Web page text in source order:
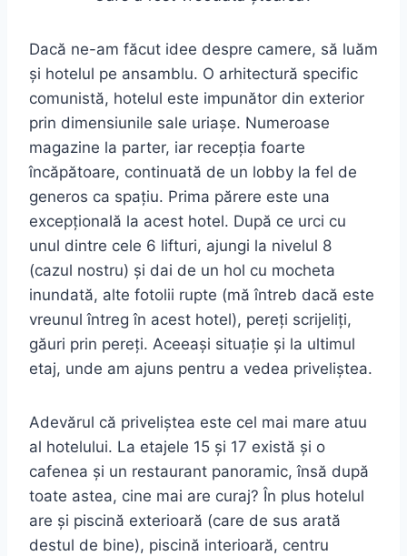
Dacă ne-am făcut idee despre camere, să luăm
și hotelul pe ansamblu. O arhitectură specific
comunistă, hotelul este impunător din exterior
prin dimensiunile sale uriașe. Numeroase
magazine la parter, iar recepția foarte
încăpătoare, continuată de un lobby la fel de
generos ca spațiu. Prima părere este una
excepțională la acest hotel. După ce urci cu
unul dintre cele 6 lifturi, ajungi la nivelul 8
(cazul nostru) și dai de un hol cu mocheta
inundată, alte fotolii rupte (mă întreb dacă este
vreunul întreg în acest hotel), pereți scrijeliți,
găuri prin pereți. Aceeași situație și la ultimul
etaj, unde am ajuns pentru a vedea priveliștea.
Adevărul că priveliștea este cel mai mare atuu
al hotelului. La etajele 15 și 17 există și o
cafenea și un restaurant panoramic, însă după
toate astea, cine mai are curaj? În plus hotelul
are și piscină exterioară (care de sus arată
destul de bine), piscină interioară, centru